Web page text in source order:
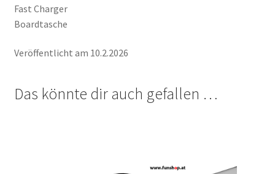
Fast Charger
Boardtasche
Veröffentlicht am 10.2.2026
Das könnte dir auch gefallen …